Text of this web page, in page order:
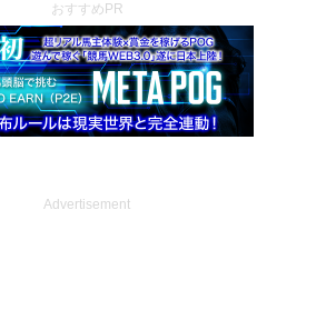
おすすめPR
Advertisement